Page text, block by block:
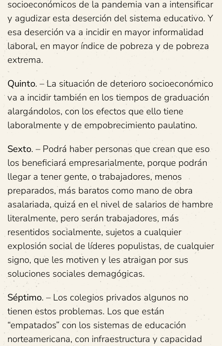
socioeconómicos de la pandemia van a intensificar
y agudizar esta deserción del sistema educativo. Y
esa deserción va a incidir en mayor informalidad
laboral, en mayor índice de pobreza y de pobreza
extrema.
Quinto. – La situación de deterioro socioeconómico
va a incidir también en los tiempos de graduación
alargándolos, con los efectos que ello tiene
laboralmente y de empobrecimiento paulatino.
Sexto. – Podrá haber personas que crean que eso
los beneficiará empresarialmente, porque podrán
llegar a tener gente, o trabajadores, menos
preparados, más baratos como mano de obra
asalariada, quizá en el nivel de salarios de hambre
literalmente, pero serán trabajadores, más
resentidos socialmente, sujetos a cualquier
explosión social de líderes populistas, de cualquier
signo, que les motiven y les atraigan por sus
soluciones sociales demagógicas.
Séptimo. – Los colegios privados algunos no
tienen estos problemas. Los que están
“empatados” con los sistemas de educación
norteamericana, con infraestructura y capacidad